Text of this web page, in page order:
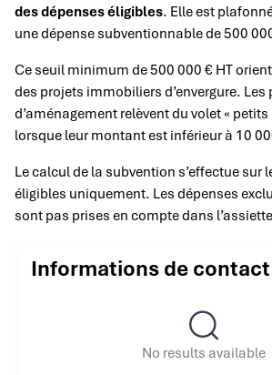
des dépenses éligibles. Elle est
une dépense subventionnable de 500
Ce seuil minimum de 500 000 € HT
des projets immobiliers d’envergure. Les
d’aménagement relèvent du volet «
lorsque leur montant est inférieur à 10
Le calcul de la subvention s’effectue sur
éligibles uniquement. Les dépenses
sont pas prises en compte dans
Informations de contact
No results available